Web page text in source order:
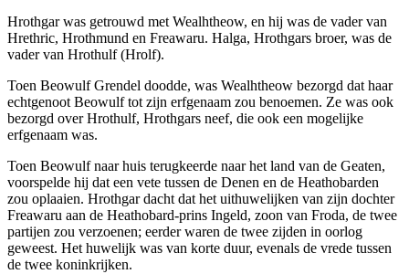
Hrothgar was getrouwd met Wealhtheow, en hij was de vader van
Hrethric, Hrothmund en Freawaru. Halga, Hrothgars broer, was de
vader van Hrothulf (Hrolf).
Toen Beowulf Grendel doodde, was Wealhtheow bezorgd dat haar
echtgenoot Beowulf tot zijn erfgenaam zou benoemen. Ze was ook
bezorgd over Hrothulf, Hrothgars neef, die ook een mogelijke
erfgenaam was.
Toen Beowulf naar huis terugkeerde naar het land van de Geaten,
voorspelde hij dat een vete tussen de Denen en de Heathobarden
zou oplaaien. Hrothgar dacht dat het uithuwelijken van zijn dochter
Freawaru aan de Heathobard-prins Ingeld, zoon van Froda, de twee
partijen zou verzoenen; eerder waren de twee zijden in oorlog
geweest. Het huwelijk was van korte duur, evenals de vrede tussen
de twee koninkrijken.